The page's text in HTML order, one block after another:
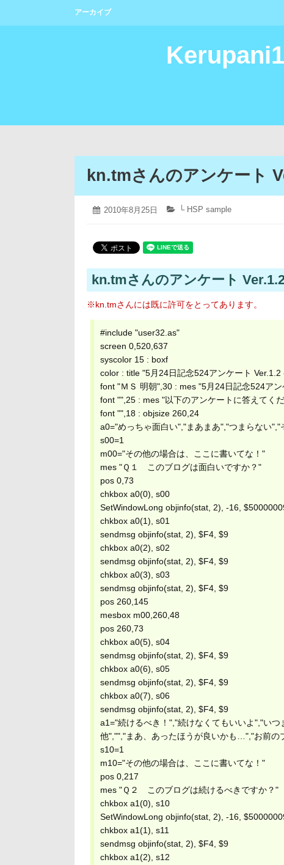
アーカイブ
kn.tmさんのアンケート
投
2010年8月25日
2019
月
12
カ
リ
ー:
└ HSP sample
kn.tmさんのアンケート
※kn.tmさんには既に許可をとってあります。
#include "user32.as"
screen 0,520,637
syscolor 15 : boxf
color : title "5月24日記念524アンケート
font "ＭＳ 明朝",30 : mes "5月24日記念524アン
font "",25 : mes "以下のアンケートに答えてく
font "",18 : objsize 260,24
a0="めっちゃ面白い","まあまあ","つまらない
s00=1
m00="その他の場合は、ここに書いてな！"
mes "Ｑ１ このブログは面白いですか？"
pos 0,73
chkbox a0(0), s00
SetWindowLong objinfo(stat, 2), -16,
chkbox a0(1), s01
sendmsg objinfo(stat, 2), $F4, $9
chkbox a0(2), s02
sendmsg objinfo(stat, 2), $F4, $9
chkbox a0(3), s03
sendmsg objinfo(stat, 2), $F4, $9
pos 260,145
mesbox m00,260,48
pos 260,73
chkbox a0(5), s04
sendmsg objinfo(stat, 2), $F4, $9
chkbox a0(6), s05
sendmsg objinfo(stat, 2), $F4, $9
chkbox a0(7), s06
sendmsg objinfo(stat, 2), $F4, $9
a1="続けるべき！","続けなくてもいいよ","い
他","","まあ、あったほうが良いかも…","お前の
s10=1
m10="その他の場合は、ここに書いてな！"
pos 0,217
mes "Ｑ２ このブログは続けるべきですか？"
chkbox a1(0), s10
SetWindowLong objinfo(stat, 2), -16,
chkbox a1(1), s11
sendmsg objinfo(stat, 2), $F4, $9
chkbox a1(2), s12